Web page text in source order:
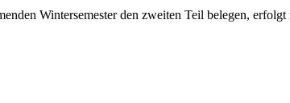
Wintersemester den zweiten Teil belegen,